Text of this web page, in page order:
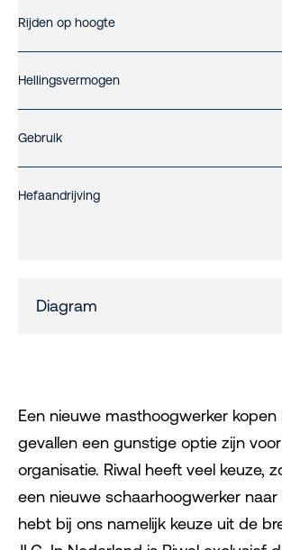
Rijden op hoogte
Hellingsvermogen
Gebruik
Hefaandrijving
Diagram
Een nieuwe masthoogwerker kopen
gevallen een gunstige optie zijn
organisatie. Riwal heeft veel keuze,
een nieuwe schaarhoogwerker naar
hebt bij ons namelijk keuze uit de